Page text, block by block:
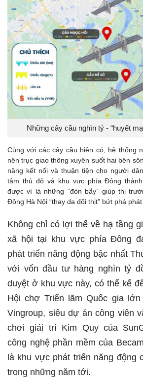
Những cây cầu nghìn tỷ - “huyết
Cùng với các cây cầu hiện có, hệ thống
nên trục giao thông xuyên suốt hai bên
năng kết nối và thuận tiện cho người
tâm thủ đô và khu vực phía Đông
được ví là những “đòn bẩy” giúp thị
Đông Hà Nội “thay da đổi thịt” bứt phá
Không chỉ có lợi thế về hạ tầng
xã hội tại khu vực phía Đông
phát triển năng động bậc nhất
với vốn đầu tư hàng nghìn tỷ
duyệt ở khu vực này, có thể kể
Hội chợ Triển lãm Quốc gia
Vingroup, siêu dự án công viên
chơi giải trí Kim Quy của
công nghệ phần mềm của
là khu vực phát triển năng động
trong những năm tới.